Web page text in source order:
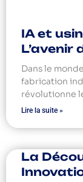
IA et
L’avenir
Dans le
fabrication
révolutionne
Lire la suite »
La